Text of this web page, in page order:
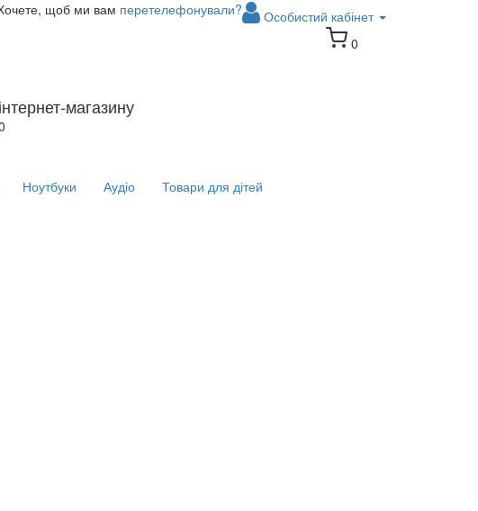
Особистий кабінет
щоб ми вам перетелефонували?
магазину
0
Ноутбуки Аудіо Товари для дітей